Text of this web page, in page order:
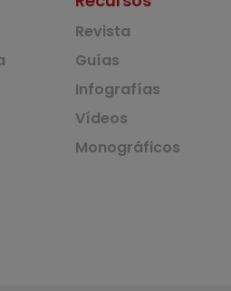
Revista
Guías
Infografías
Vídeos
Monográficos